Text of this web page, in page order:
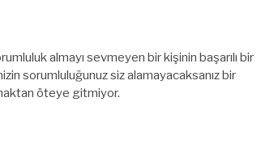
almayı sevmeyen bir kişinin başarılı bir
sorumluluğunuz siz alamayacaksanız bir
öteye gitmiyor.